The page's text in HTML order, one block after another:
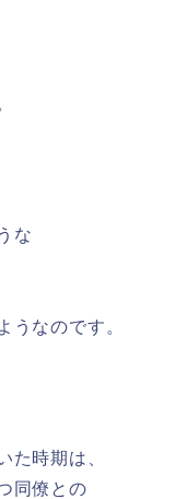
な
うなのです。
た時期は、
同僚との